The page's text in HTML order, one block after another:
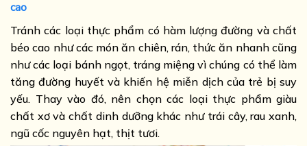
cao
Tránh các loại thực phẩm có hàm lượng đường và chất
béo cao như các món ăn chiên, rán, thức ăn nhanh cũng
như các loại bánh ngọt, tráng miệng vì chúng có thể làm
tăng đường huyết và khiến hệ miễn dịch của trẻ bị suy
yếu. Thay vào đó, nên chọn các loại thực phẩm giàu
chất xơ và chất dinh dưỡng khác như trái cây, rau xanh,
ngũ cốc nguyên hạt, thịt tươi.